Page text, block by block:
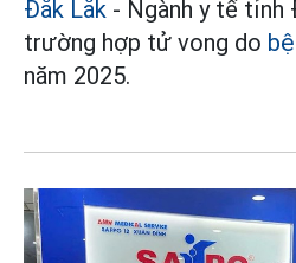
Đắk Lắk - Ngành y tế tỉnh
trường hợp tử vong do
năm 2025.